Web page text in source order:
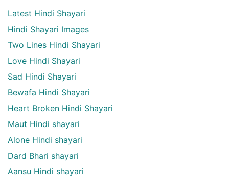
Latest Hindi Shayari
Hindi Shayari Images
Two Lines Hindi Shayari
Love Hindi Shayari
Sad Hindi Shayari
Bewafa Hindi Shayari
Heart Broken Hindi Shayari
Maut Hindi shayari
Alone Hindi shayari
Dard Bhari shayari
Aansu Hindi shayari